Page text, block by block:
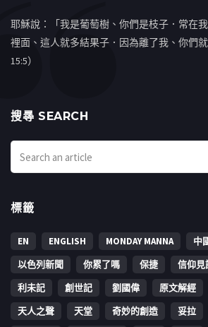
耶穌說：「我是葡萄樹、你們是枝子．常在
裡面、這人就多結果子．因為離了我、你們
15:5）
搜㝷 SEARCH
標籤
EN ENGLISH MONDAY MANNA 中
以色列新聞
你累了嗎 保捷 信仰見
利未記
創世記 劉國偉 原文解經
天人之聲
天堂 奇妙的創造 妥拉